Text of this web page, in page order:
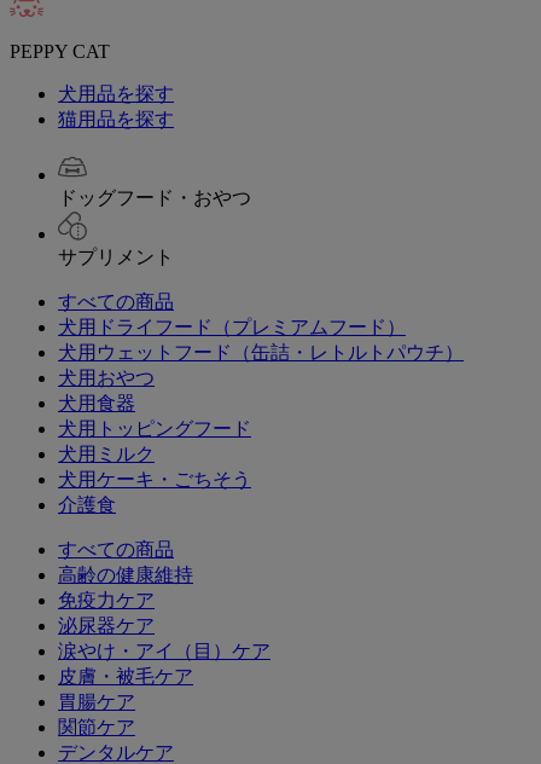
PEPPY CAT
犬用品を探す
猫用品を探す
ドッグフード・おやつ
サプリメント
すべての商品
犬用ドライフード（プレミアムフード）
犬用ウェットフード（缶詰・レトルトパウチ）
犬用おやつ
犬用食器
犬用トッピングフード
犬用ミルク
犬用ケーキ・ごちそう
介護食
すべての商品
高齢の健康維持
免疫力ケア
泌尿器ケア
涙やけ・アイ（目）ケア
皮膚・被毛ケア
胃腸ケア
関節ケア
デンタルケア